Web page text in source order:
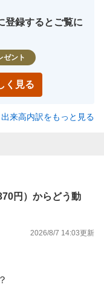
登録するとご覧に
ゼント
く見る
出来高内訳をもっと見る
円）からどう動
2026/8/7 14:03更新